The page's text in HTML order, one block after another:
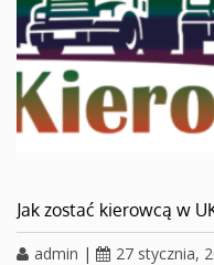
Jak zostać kierowcą w
admin | 27 stycznia,